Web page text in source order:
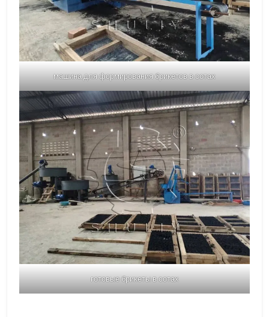
машина для формирования брикетов в сотах
готовые брикеты в сотах